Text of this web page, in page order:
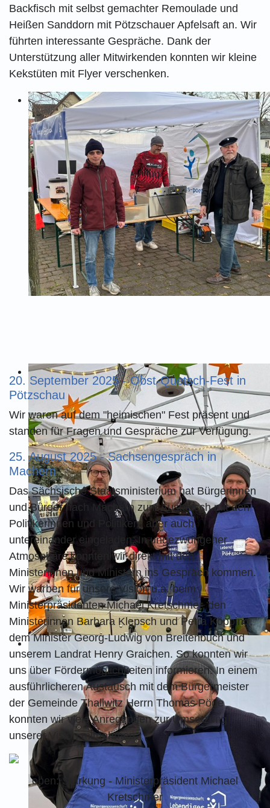
Backfisch mit selbst gemachter Remoulade und
Heißen Sanddorn mit Pötzschauer Apfelsaft an. Wir
führten interessante Gespräche. Dank der
Unterstützung aller Mitwirkenden konnten wir kleine
Kekstüten mit Flyer verschenken.
20. September 2025 - Obst-Quetsch-Fest in
Pötzschau
Wir waren auf dem "heimischen" Fest präsent und
standen für Fragen und Gespräche zur Verfügung.
25. August 2025 - Sachsengespräch in
Machern
Das Sächsische Staatsministerium hat Bürgerinnen
und Bürger nach Machern zum Austausch mit den
Politikerinnen und Politikern aber auch
untereinander eingeladen. In ungezwungener
Atmosphäre konnten wir direkt mit den
Ministerinnen und Ministern ins Gespräch kommen.
Wir warben für unsere Vision u.a. beim
Ministerpräsidenten Michael Kretschmer, den
Ministerinnen Barbara Klepsch und Petra Köpping,
dem Minister Georg-Ludwig von Breitenbuch und
unserem Landrat Henry Graichen. So konnten wir
uns über Fördermöglichkeiten informieren. In einem
ausführlicheren Austausch mit dem Bürgermeister
der Gemeinde Thallwitz Herrn Thomas Pöge
konnten wir viele Anregungen zur Umsetzung
unserer Vision mitnehmen.
oben: Stärkung - Ministerpräsident Michael
Kretschmer